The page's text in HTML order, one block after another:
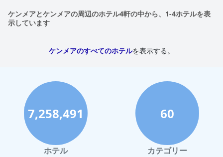
ケンメアとケンメアの周辺のホテル4軒の中から、1-4ホテルを表
示しています
ケンメアのすべてのホテルを表示する。
7,258,491
ホテル
60
カテゴリー